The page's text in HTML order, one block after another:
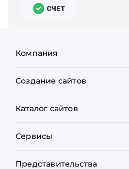
Компания
Создание сайтов
Каталог сайтов
Сервисы
Представительства